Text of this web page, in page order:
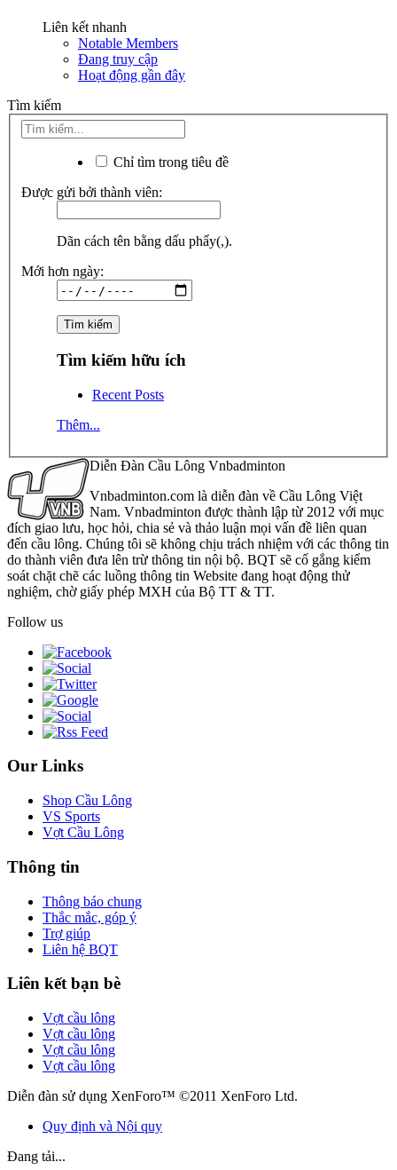
Liên kết nhanh
Notable Members
Đang truy cập
Hoạt động gần đây
Tìm kiếm
Chỉ tìm trong tiêu đề
Được gửi bởi thành viên:
Dãn cách tên bằng dấu phẩy(,).
Mới hơn ngày:
Tìm kiếm hữu ích
Recent Posts
Thêm...
Diễn Đàn Cầu Lông Vnbadminton
Vnbadminton.com là diễn đàn về Cầu Lông Việt
Nam. Vnbadminton được thành lập từ 2012 với mục
đích giao lưu, học hỏi, chia sẻ và thảo luận mọi vấn đề liên quan
đến cầu lông. Chúng tôi sẽ không chịu trách nhiệm với các thông tin
do thành viên đưa lên trừ thông tin nội bộ. BQT sẽ cố gắng kiểm
soát chặt chẽ các luồng thông tin Website đang hoạt động thử
nghiệm, chờ giấy phép MXH của Bộ TT & TT.
Follow us
Our Links
Shop Cầu Lông
VS Sports
Vợt Cầu Lông
Thông tin
Thông báo chung
Thắc mắc, góp ý
Trợ giúp
Liên hệ BQT
Liên kết bạn bè
Vợt cầu lông
Vợt cầu lông
Vợt cầu lông
Vợt cầu lông
Diễn đàn sử dụng XenForo™ ©2011 XenForo Ltd.
Quy định và Nội quy
Đang tải...